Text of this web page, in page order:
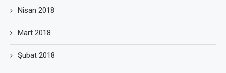
Nisan 2018
Mart 2018
Şubat 2018